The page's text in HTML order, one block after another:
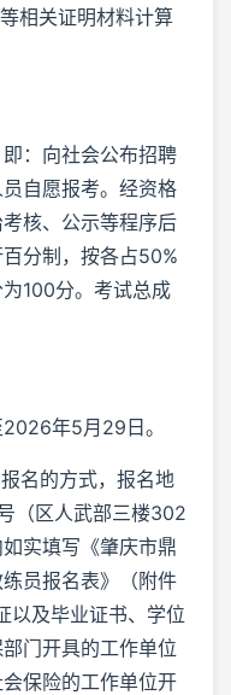
相关证明材料计算
：向社会公布招聘
自愿报考。经资格
核、公示等程序后
分制，按各占50%
100分。考试总成
年5月29日。
名的方式，报名地
（区人武部三楼302
实填写《肇庆市鼎
员报名表》（附件
以及毕业证书、学位
门开具的工作单位
保险的工作单位开